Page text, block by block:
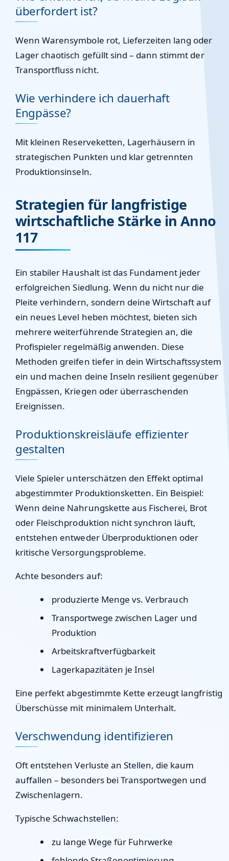
überfordert ist?
Wenn Warensymbole rot, Lieferzeiten lang oder
Lager chaotisch gefüllt sind – dann stimmt der
Transportfluss nicht.
Wie verhindere ich dauerhaft
Engpässe?
Mit kleinen Reserveketten, Lagerhäusern in
strategischen Punkten und klar getrennten
Produktionsinseln.
Strategien für langfristige
wirtschaftliche Stärke in Anno
117
Ein stabiler Haushalt ist das Fundament jeder
erfolgreichen Siedlung. Wenn du nicht nur die
Pleite verhindern, sondern deine Wirtschaft auf
ein neues Level heben möchtest, bieten sich
mehrere weiterführende Strategien an, die
Profispieler regelmäßig anwenden. Diese
Methoden greifen tiefer in dein Wirtschaftssystem
ein und machen deine Inseln resilient gegenüber
Engpässen, Kriegen oder überraschenden
Ereignissen.
Produktionskreisläufe effizienter
gestalten
Viele Spieler unterschätzen den Effekt optimal
abgestimmter Produktionsketten. Ein Beispiel:
Wenn deine Nahrungskette aus Fischerei, Brot
oder Fleischproduktion nicht synchron läuft,
entstehen entweder Überproduktionen oder
kritische Versorgungsprobleme.
Achte besonders auf:
produzierte Menge vs. Verbrauch
Transportwege zwischen Lager und
Produktion
Arbeitskraftverfügbarkeit
Lagerkapazitäten je Insel
Eine perfekt abgestimmte Kette erzeugt langfristig
Überschüsse mit minimalem Unterhalt.
Verschwendung identifizieren
Oft entstehen Verluste an Stellen, die kaum
auffallen – besonders bei Transportwegen und
Zwischenlagern.
Typische Schwachstellen:
zu lange Wege für Fuhrwerke